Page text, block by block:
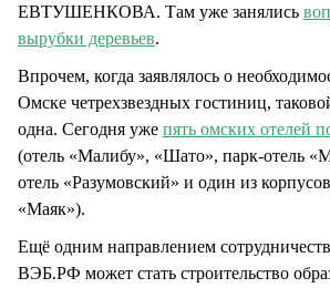
ЕВТУШЕНКОВА. Там уже занялись
вырубки деревьев.
Впрочем, когда заявлялось о
Омске четрехзвездных гостиниц,
одна. Сегодня уже пять омских отелей
(отель «Малибу», «Шато», парк-отель
отель «Разумовский» и один из
«Маяк»).
Ещё одним направлением
ВЭБ.РФ может стать строительство